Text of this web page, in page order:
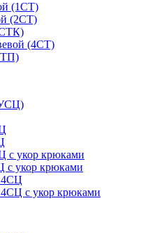
(1СТ)
(2СТ)
(4СТ)
с укор крюками
с укор крюками
4СЦ
с укор крюками